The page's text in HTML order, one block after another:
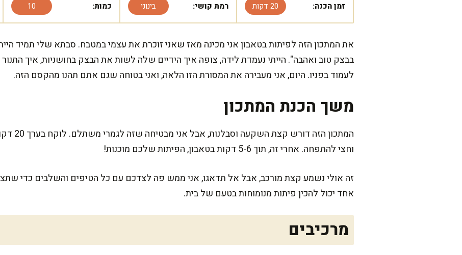
זמן הכנה: 20 דקות רמת קושי: בינוני כמות: 10
את המתכון הזה לפיתות בטאבון אני מכינה מאז שאני זוכרת את עצמי במטבח. סבתא שלי תמיד
בבצק טוב ואהבה". הייתי נעמדת לידה, צופה איך הידיים שלה לשות את הבצק בחושניות, איך
לעמוד בפניו. היום, אני מעבירה את המסורת הזו הלאה, ואני בטוחה שגם אתם תהנו מהקסם הזה.
משך הכנת המתכון
המתכון
וחצי להתפחה. אחרי זה, תוך 5-6 דקות בטאבון, הפיתות שלכם מוכנות!
זה אולי נשמע קצת מורכב, אבל אל תדאגו, אני ממש פה לצדכם עם כל הטיפים והשלבים כדי
אחד יכול להכין פיתות מנומוחות בטעם של בית.
מרכיבים